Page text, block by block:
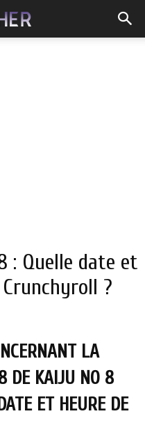
: Quelle date et
?
LA
DE KAIJU NO 8
ET HEURE DE